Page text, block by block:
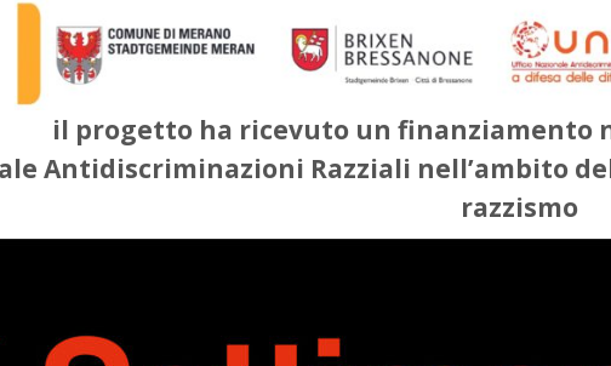
il progetto ha ricevuto un finanziamento
Antidiscriminazioni Razziali nell’ambito
razzismo